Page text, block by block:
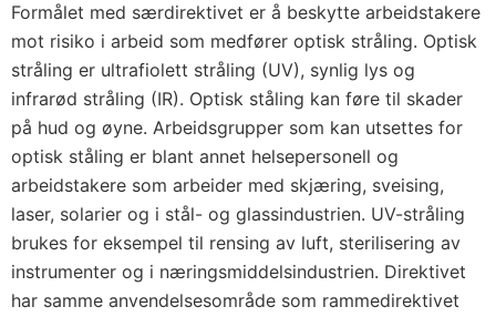
Formålet med særdirektivet er å beskytte arbeidstakere
mot risiko i arbeid som medfører optisk stråling. Optisk
stråling er ultrafiolett stråling (UV), synlig lys og
infrarød stråling (IR). Optisk ståling kan føre til skader
på hud og øyne. Arbeidsgrupper som kan utsettes for
optisk ståling er blant annet helsepersonell og
arbeidstakere som arbeider med skjæring, sveising,
laser, solarier og i stål- og glassindustrien. UV-stråling
brukes for eksempel til rensing av luft, sterilisering av
instrumenter og i næringsmiddelsindustrien. Direktivet
har samme anvendelsesområde som rammedirektivet